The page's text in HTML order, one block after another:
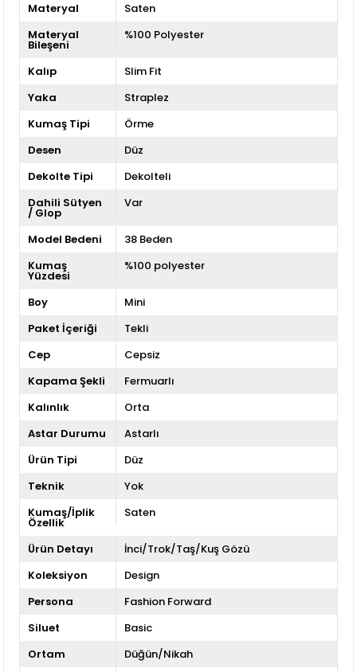
Materyal
Saten
Materyal
Bileşeni
%100 Polyester
Kalıp
Slim Fit
Yaka
Straplez
Kumaş Tipi
Örme
Desen
Düz
Dekolte Tipi
Dekolteli
Dahili Sütyen
/ Glop
Var
Model Bedeni
38 Beden
Kumaş
Yüzdesi
%100 polyester
Boy
Mini
Paket İçeriği
Tekli
Cep
Cepsiz
Kapama Şekli
Fermuarlı
Kalınlık
Orta
Astar Durumu
Astarlı
Ürün Tipi
Düz
Teknik
Yok
Kumaş/İplik
Özellik
Saten
Ürün Detayı
İnci/Trok/Taş/Kuş Gözü
Koleksiyon
Design
Persona
Fashion Forward
Siluet
Basic
Ortam
Düğün/Nikah